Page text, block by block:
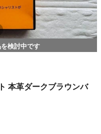
検討中です
本革ダークブラウンバ